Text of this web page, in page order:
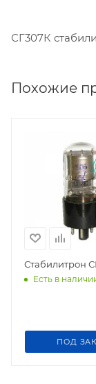
СГ307К
Похожие
Стабилитрон
Есть в
ПОД